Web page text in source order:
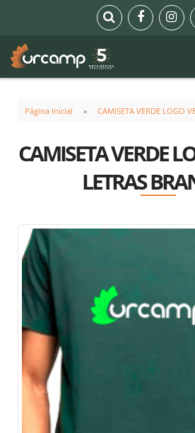
Página Inicial CAMISETA VERDE LOGO
CAMISETA VERDE
LETRAS